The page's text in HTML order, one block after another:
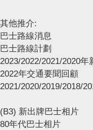
其他推介:
巴士路線消息
巴士路線計劃
2023/2022/2021/2020年
2022年交通要聞回顧
2021/2020/2019/2018/
(B3) 新出牌巴士相片
80年代巴士相片